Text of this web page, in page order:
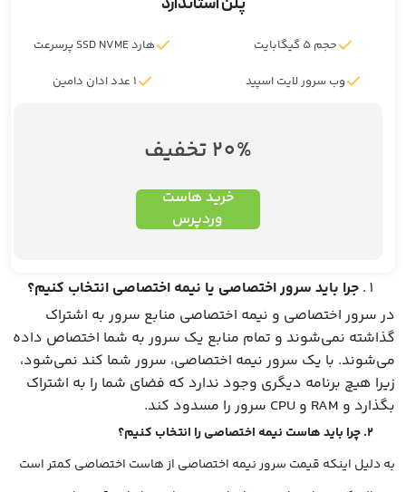
حجم 5 گیگابایت
هارد SSD NVME پرسرعت
وب سرور لایت اسپید
1 عدد ادان دامین
20% تخفیف
خرید هاست
وردپرس
جرا باید سرور اختصاصی یا نیمه اختصاصی انتخاب کنیم؟
در سرور اختصاصی و نیمه اختصاصی منابع سرور به اشتراک
گذاشته نمی‌شوند و تمام منابع یک سرور به شما اختصاص داده
می‌شوند. با یک سرور نیمه اختصاصی، سرور شما کند نمی‌شود،
زیرا هیچ برنامه دیگری وجود ندارد که فضای شما را به اشتراک
بگذارد و RAM و CPU سرور را مسدود کند.
به دلیل اینکه قیمت سرور نیمه اختصاصی از هاست اختصاصی کمتر است